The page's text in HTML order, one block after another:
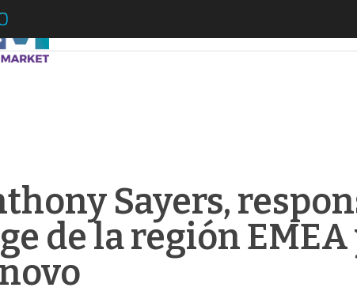
Anthony Sayers, responsable de soluciones
Sayers,
de la región